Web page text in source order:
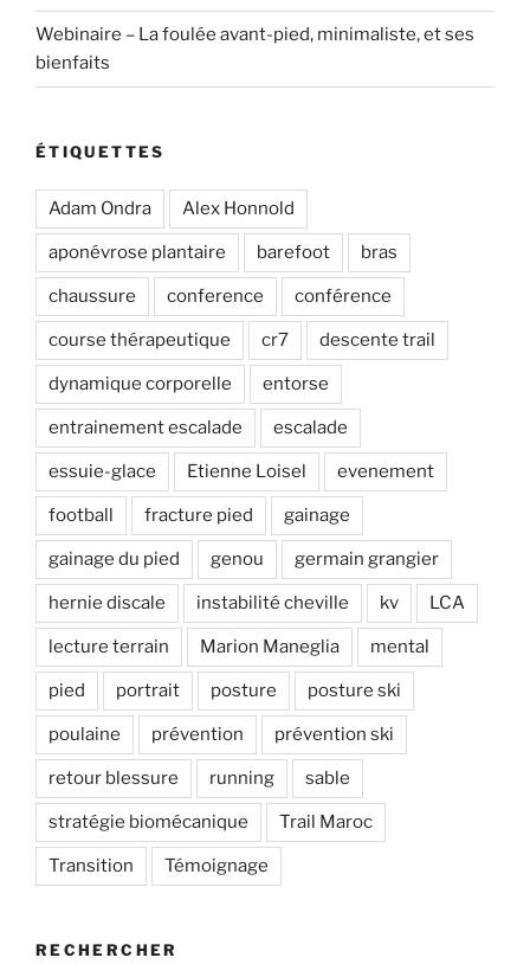
Webinaire – La foulée avant-pied, minimaliste, et ses
bienfaits
ÉTIQUETTES
Adam Ondra Alex Honnold
aponévrose plantaire barefoot bras
chaussure conference conférence
course thérapeutique cr7 descente trail
dynamique corporelle entorse
entrainement escalade escalade
essuie-glace Etienne Loisel evenement
football fracture pied gainage
gainage du pied genou germain grangier
hernie discale instabilité cheville kv LCA
lecture terrain Marion Maneglia mental
pied portrait posture posture ski
poulaine prévention prévention ski
retour blessure running sable
stratégie biomécanique Trail Maroc
Transition Témoignage
RECHERCHER